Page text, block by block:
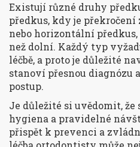
Existují různé druhy
předkus, kdy je
nebo horizontální
než dolní. Každý typ
léčbě, a proto je důležité
stanoví přesnou diagnózu
postup.
Je důležité si uvědomit,
hygiena a pravidelné
přispět k prevenci a